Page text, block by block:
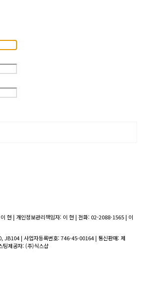
현 | 개인정보관리책임자: 이 현 | 전화: 02-2088-1565 | 이
JB104 | 사업자등록번호:746-45-00164| 통신판매:제
팅제공자: (주)식스샵